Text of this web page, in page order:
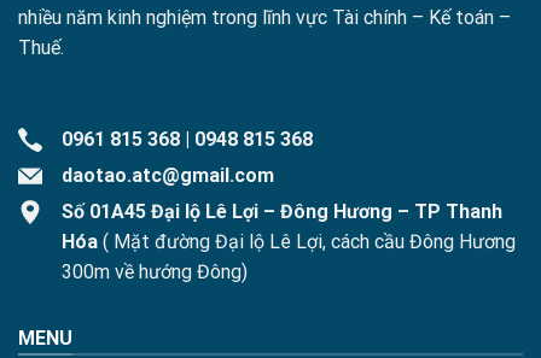
nhiều năm kinh nghiệm trong lĩnh vực Tài chính – Kế toán –
Thuế.
0961 815 368 | 0948 815 368
daotao.atc@gmail.com
Số 01A45 Đại lộ Lê Lợi – Đông Hương – TP Thanh
Hóa ( Mặt đường Đại lộ Lê Lợi, cách cầu Đông Hương
300m về hướng Đông)
MENU